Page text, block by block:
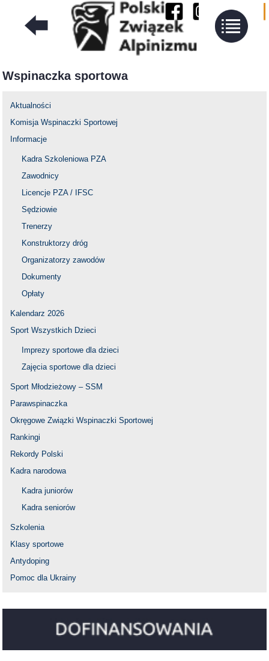
Wspinaczka sportowa
Aktualności
Komisja Wspinaczki Sportowej
Informacje
Kadra Szkoleniowa PZA
Zawodnicy
Licencje PZA / IFSC
Sędziowie
Trenerzy
Konstruktorzy dróg
Organizatorzy zawodów
Dokumenty
Opłaty
Kalendarz 2026
Sport Wszystkich Dzieci
Imprezy sportowe dla dzieci
Zajęcia sportowe dla dzieci
Sport Młodzieżowy – SSM
Parawspinaczka
Okręgowe Związki Wspinaczki Sportowej
Rankingi
Rekordy Polski
Kadra narodowa
Kadra juniorów
Kadra seniorów
Szkolenia
Klasy sportowe
Antydoping
Pomoc dla Ukrainy